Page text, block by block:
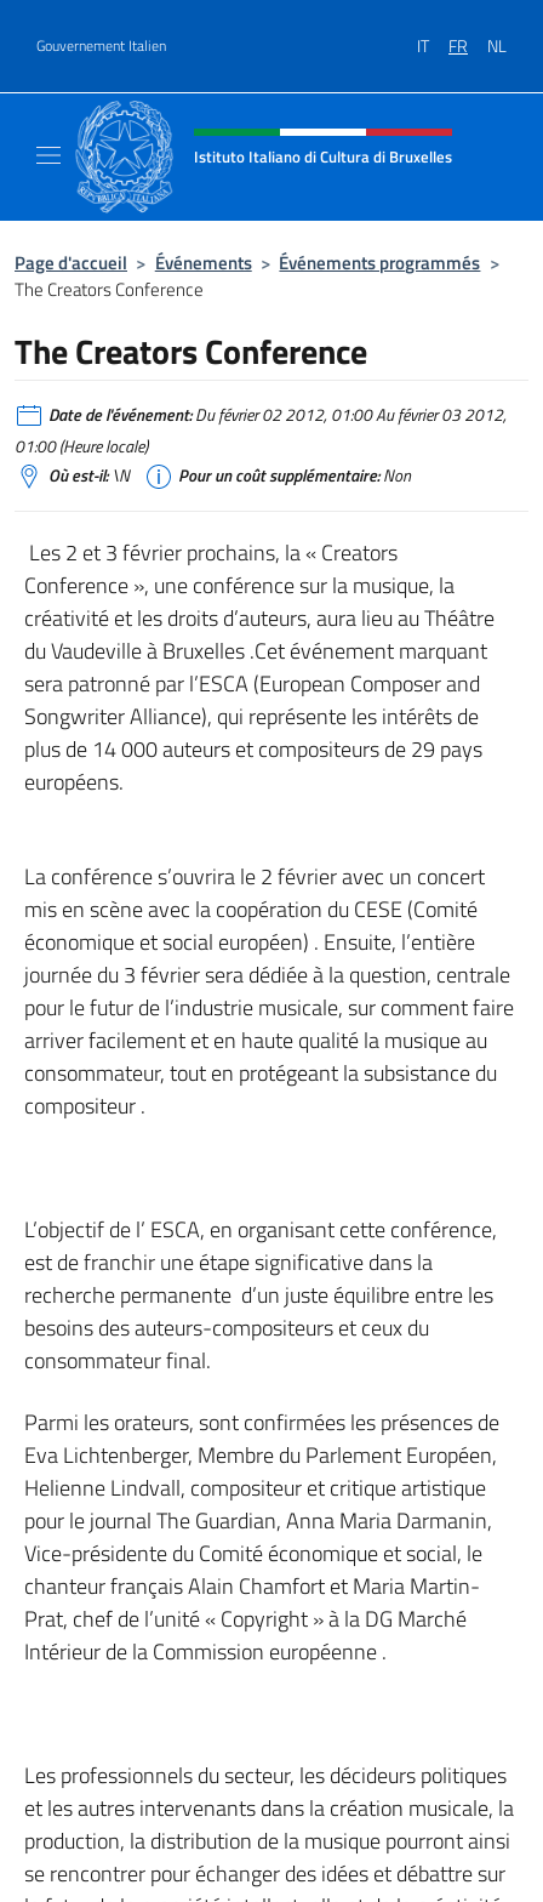
Gouvernement Italien IT FR NL
Site Web, social et en-tête de
Istituto Italiano di Cultura di Bruxelles
Page d'accueil > Événements > Événements programmés >
The Creators Conference
The Creators Conference
Date de l'événement:Du février 02 2012, 01:00 Au février 03 2012,
01:00 (Heure locale)
Où est-il:\N Pour un coût supplémentaire:Non
Les 2 et 3 février prochains, la « Creators
Conference », une conférence sur la musique, la
créativité et les droits d’auteurs, aura lieu au Théâtre
du Vaudeville à Bruxelles .Cet événement marquant
sera patronné par l’ESCA (European Composer and
Songwriter Alliance), qui représente les intérêts de
plus de 14 000 auteurs et compositeurs de 29 pays
européens.
La conférence s’ouvrira le 2 février avec un concert
mis en scène avec la coopération du CESE (Comité
économique et social européen) . Ensuite, l’entière
journée du 3 février sera dédiée à la question, centrale
pour le futur de l’industrie musicale, sur comment faire
arriver facilement et en haute qualité la musique au
consommateur, tout en protégeant la subsistance du
compositeur .
L’objectif de l’ ESCA, en organisant cette conférence,
est de franchir une étape significative dans la
recherche permanente d’un juste équilibre entre les
besoins des auteurs-compositeurs et ceux du
consommateur final.
Parmi les orateurs, sont confirmées les présences de
Eva Lichtenberger, Membre du Parlement Européen,
Helienne Lindvall, compositeur et critique artistique
pour le journal The Guardian, Anna Maria Darmanin,
Vice-présidente du Comité économique et social, le
chanteur français Alain Chamfort et Maria Martin-
Prat, chef de l’unité « Copyright » à la DG Marché
Intérieur de la Commission européenne .
Les professionnels du secteur, les décideurs politiques
et les autres intervenants dans la création musicale, la
production, la distribution de la musique pourront ainsi
se rencontrer pour échanger des idées et débattre sur